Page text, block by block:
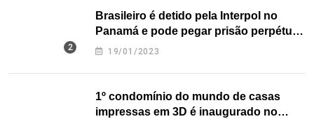
Brasileiro é detido pela Interpol no
Panamá e pode pegar prisão perpétua
nos EUA
19/01/2023
1º condomínio do mundo de casas
impressas em 3D é inaugurado no